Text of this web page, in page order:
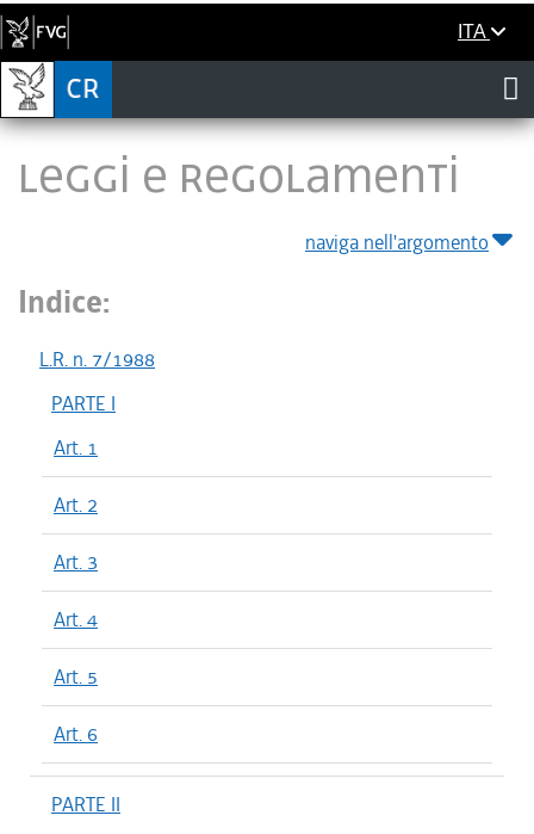
ITA
LEGGI E REGOLAMENTI
naviga nell'argomento
Indice:
L.R. n. 7/1988
PARTE I
Art. 1
Art. 2
Art. 3
Art. 4
Art. 5
Art. 6
PARTE II